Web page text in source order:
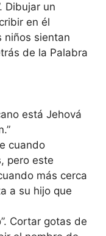
Dibujar un
en él
niños sientan
de la Palabra
está Jehová
cuando
pero este
más cerca
a su hijo que
Cortar gotas de